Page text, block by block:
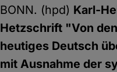
BONN. (hpd) Karl-
Hetzschrift "Von
heutiges Deutsch
mit Ausnahme der